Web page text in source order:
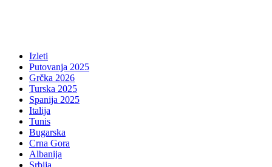
Izleti
Putovanja 2025
Grčka 2026
Turska 2025
Spanija 2025
Italija
Tunis
Bugarska
Crna Gora
Albanija
Srbija